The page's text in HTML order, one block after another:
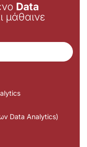
Data
μάθαινε
Data Analytics)